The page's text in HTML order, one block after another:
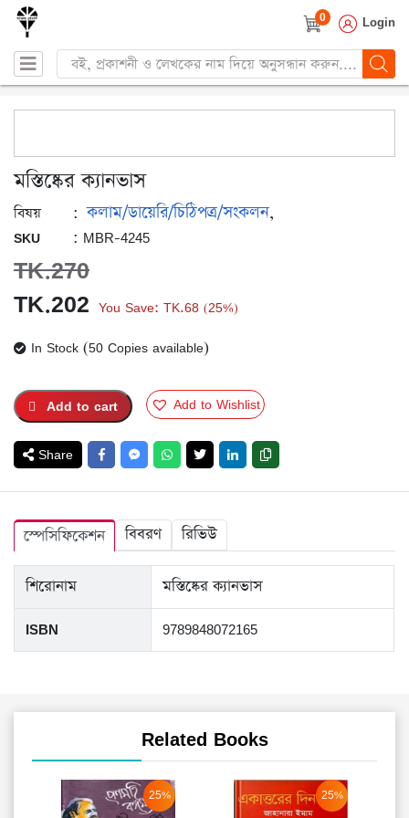
0 Login
Products
search
মস্তিষ্কের ক্যানভাস
বিষয় : কলাম/ডায়েরি/চিঠিপত্র/সংকলন,
SKU : MBR-4245
TK.270
Original
price
TK.270.
TK.202 Current
price
TK.202.
You Save: TK.68 (25%)
In Stock (50 Copies available)
Add to cart Add to Wishlist
Share
স্পেসিফিকেশন বিবরণ রিভিউ
শিরোনাম মস্তিষ্কের ক্যানভাস
ISBN 9789848072165
Related Books
25% 25%